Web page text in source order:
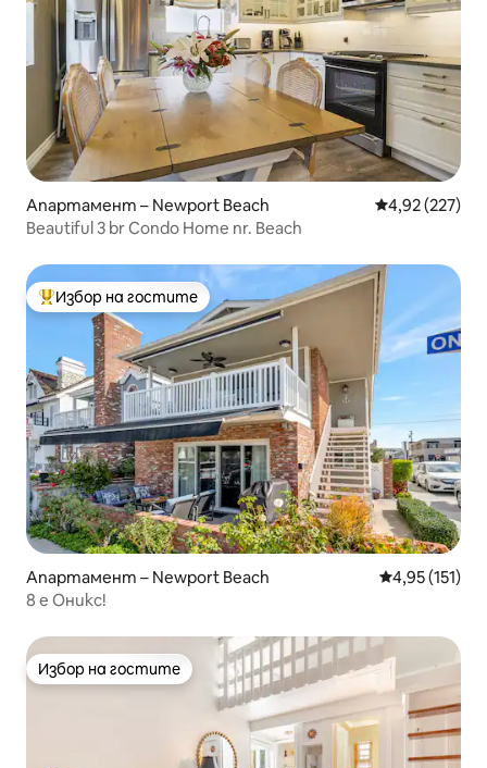
Апартамент – Newport Beach Средна
4,92 (227)
Beautiful 3 br Condo Home nr. Beach
Най-популярен избор на гостите
Избор на гостите
Апартамент – Newport Beach Средна
4,95 (151)
8 е Оникс!
Избор на гостите
Избор на гостите